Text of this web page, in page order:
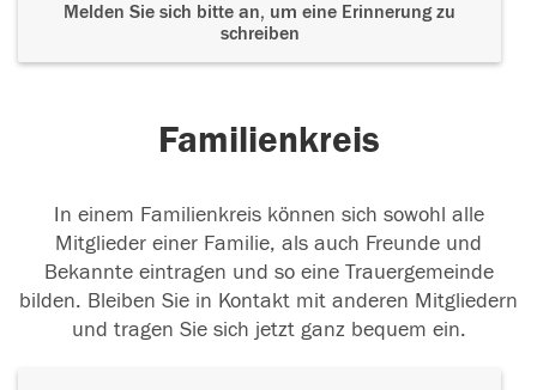
Melden Sie sich bitte an, um eine Erinnerung zu
schreiben
Familienkreis
In einem Familienkreis können sich sowohl alle
Mitglieder einer Familie, als auch Freunde und
Bekannte eintragen und so eine Trauergemeinde
bilden. Bleiben Sie in Kontakt mit anderen Mitgliedern
und tragen Sie sich jetzt ganz bequem ein.